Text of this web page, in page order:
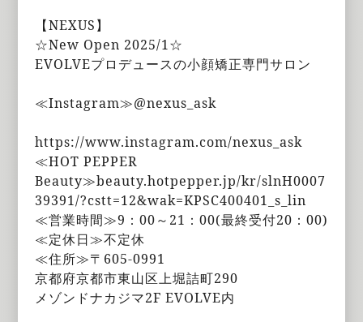
【NEXUS】
☆New Open 2025/1☆
EVOLVEプロデュースの小顔矯正専門サロン
≪Instagram≫@nexus_ask
https://www.instagram.com/nexus_ask
≪HOT PEPPER
Beauty≫beauty.hotpepper.jp/kr/slnH0007
39391/?cstt=12&wak=KPSC400401_s_lin
≪営業時間≫9：00～21：00(最終受付20：00)
≪定休日≫不定休
≪住所≫〒605-0991
京都府京都市東山区上堀詰町290
メゾンドナカジマ2F EVOLVE内